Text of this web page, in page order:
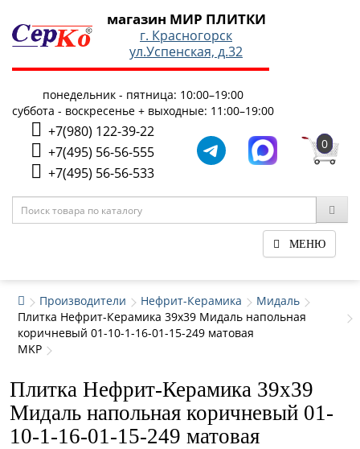
магазин МИР ПЛИТКИ
г. Красногорск
ул.Успенская, д.32
понедельник - пятница: 10:00–19:00
суббота - воскресенье + выходные: 11:00–19:00
+7(980) 122-39-22
+7(495) 56-56-555
+7(495) 56-56-533
0
МЕНЮ
Производители Нефрит-Керамика
Мидаль
Плитка Нефрит-Керамика 39x39 Мидаль напольная
коричневый 01-10-1-16-01-15-249 матовая
MKP
Плитка Нефрит-Керамика 39x39
Мидаль напольная коричневый 01-
10-1-16-01-15-249 матовая